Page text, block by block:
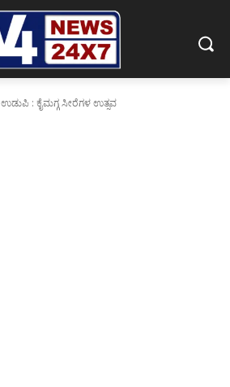
ಉಡುಪಿ : ಕೈಮಗ್ಗ ಸೀರೆಗಳ ಉತ್ಸವ